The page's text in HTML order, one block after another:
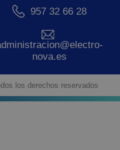
957 32 66 28
nova.es
los derechos reservados